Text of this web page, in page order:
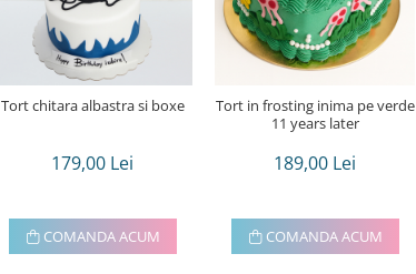
Tort chitara albastra si boxe
179,00 Lei
COMANDA ACUM
Tort in frosting inima pe verde
11 years later
189,00 Lei
COMANDA ACUM